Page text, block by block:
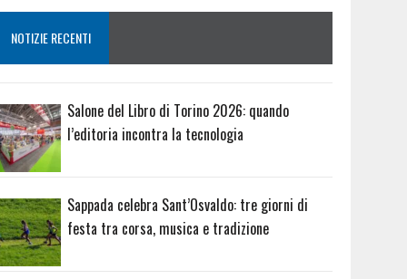
NOTIZIE RECENTI
Salone del Libro di Torino 2026: quando
l’editoria incontra la tecnologia
Sappada celebra Sant’Osvaldo: tre giorni di
festa tra corsa, musica e tradizione